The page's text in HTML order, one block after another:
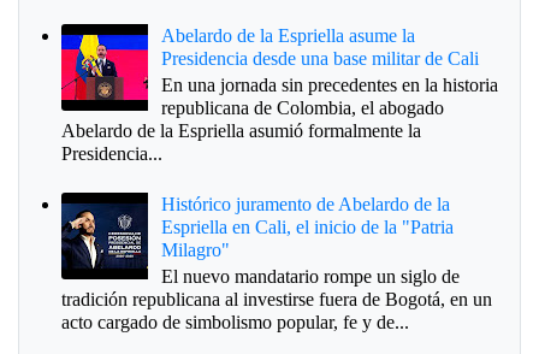
Abelardo de la Espriella asume la
Presidencia desde una base militar de Cali
En una jornada sin precedentes en la historia
republicana de Colombia, el abogado
Abelardo de la Espriella asumió formalmente la
Presidencia...
Histórico juramento de Abelardo de la
Espriella en Cali, el inicio de la "Patria
Milagro"
El nuevo mandatario rompe un siglo de
tradición republicana al investirse fuera de Bogotá, en un
acto cargado de simbolismo popular, fe y de...